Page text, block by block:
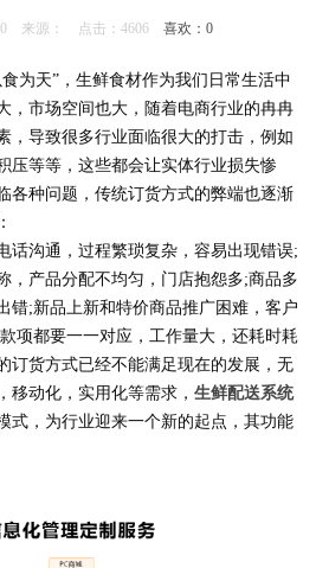
来源： 点击：4606喜欢：0
天”，生鲜食材作为我们日常生活中
，市场空间也大，随着电商行业的冉冉
，导致很多行业面临很大的打击，例如
压等等，这些都会让实体行业损失惨
各种问题，传统订货方式的弊端也逐渐
沟通，过程繁琐复杂，容易出现错误;
，产品分配不均匀，门店抱怨多;商品多
错;新品上新和特价商品推广困难，客户
项都要一一对应，工作量大，还耗时耗
订货方式已经不能满足现在的发展，无
移动化，实用化等需求， 生鲜配送系统
式，为行业迎来一个新的起点，其功能